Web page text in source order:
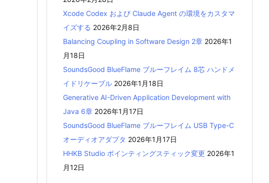
Xcode Codex および Claude Agent の環境をカスタマ
イズする 2026年2月8日
Balancing Coupling in Software Design 2章 2026年1
月18日
SoundsGood BlueFlame ブルーフレイム 8芯 ハンドメ
イドリケーブル 2026年1月18日
Generative AI-Driven Application Development with
Java 6章 2026年1月17日
SoundsGood BlueFlame ブルーフレイム USB Type-C
オーディオアダプタ 2026年1月17日
HHKB Studio ポインティングスティック変更 2026年1
月12日